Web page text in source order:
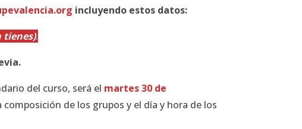
incluyendo estos datos:
tienes).
del curso, será el martes 30 de
de los grupos y el día y hora de los